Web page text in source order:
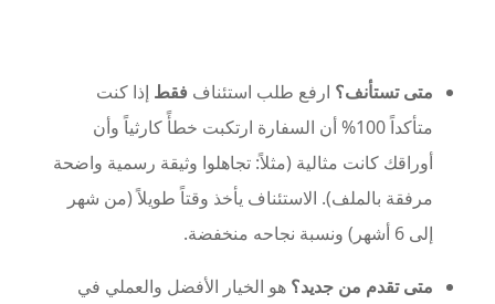
متى تستأنف؟ ارفع طلب استئناف فقط إذا كنت
متأكداً 100% أن السفارة ارتكبت خطأً كارثياً وأن
أوراقك كانت مثالية (مثلاً: تجاهلوا وثيقة رسمية واضحة
مرفقة بالملف). الاستئناف يأخذ وقتاً طويلاً (من شهر
إلى 6 أشهر) ونسبة نجاحه منخفضة.
متى تقدم من جديد؟ هو الخيار الأفضل والعملي في